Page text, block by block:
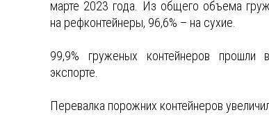
марте 2023 года. Из общего объема
на рефконтейнеры, 96,6% – на сухие.
99,9% груженых контейнеров
экспорте.
Перевалка порожних контейнеров